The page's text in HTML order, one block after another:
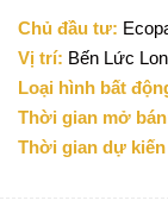
Chủ đầu tư:
Vị trí: Bến Lức
Loại hình bất
Thời gian mở
Thời gian dự kiến